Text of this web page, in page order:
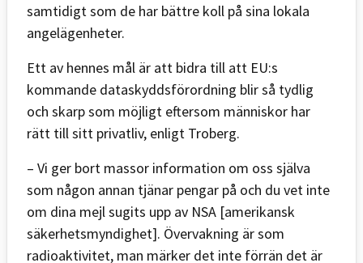
samtidigt som de har bättre koll på sina lokala
angelägenheter.
Ett av hennes mål är att bidra till att EU:s
kommande dataskyddsförordning blir så tydlig
och skarp som möjligt eftersom människor har
rätt till sitt privatliv, enligt Troberg.
– Vi ger bort massor information om oss själva
som någon annan tjänar pengar på och du vet inte
om dina mejl sugits upp av NSA [amerikansk
säkerhetsmyndighet]. Övervakning är som
radioaktivitet, man märker det inte förrän det är